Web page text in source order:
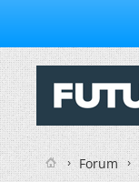
Forum